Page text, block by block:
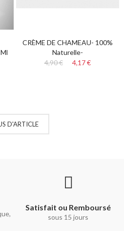
CRÈME DE CHAMEAU- 100%
Naturelle-
4,90 €
4,17 €
D'ARTICLE
Satisfait ou Remboursé
sous 15 jours